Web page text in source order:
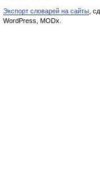
Экспорт словарей на сайты ,
WordPress, MODx.